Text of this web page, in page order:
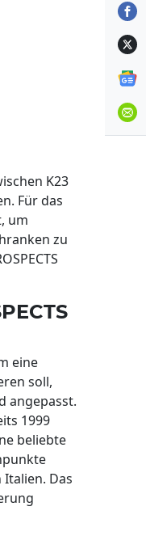
K23
Für das
um
zu
eine
soll,
angepasst.
1999
beliebte
Das